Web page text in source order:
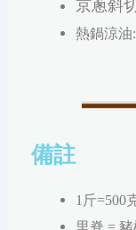
京蔥斜
熱鍋涼油
備註
1斤=500
里脊 = 豬